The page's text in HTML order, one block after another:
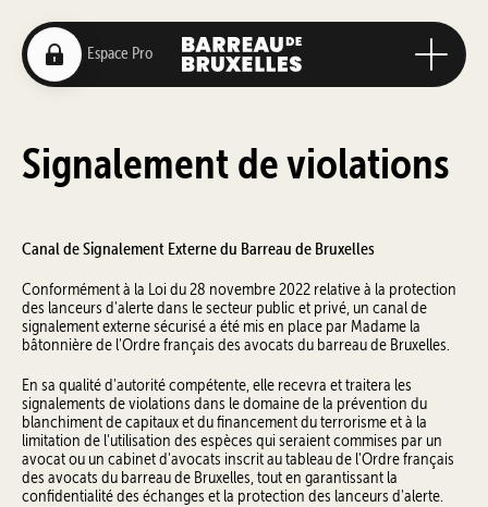
Signalement de violations
Canal de Signalement Externe du Barreau de Bruxelles
Conformément à la Loi du 28 novembre 2022 relative à la protection
des lanceurs d'alerte dans le secteur public et privé, un canal de
signalement externe sécurisé a été mis en place par Madame la
bâtonnière de l'Ordre français des avocats du barreau de Bruxelles.
En sa qualité d'autorité compétente, elle recevra et traitera les
signalements de violations dans le domaine de la prévention du
blanchiment de capitaux et du financement du terrorisme et à la
limitation de l'utilisation des espèces qui seraient commises par un
avocat ou un cabinet d'avocats inscrit au tableau de l'Ordre français
des avocats du barreau de Bruxelles, tout en garantissant la
confidentialité des échanges et la protection des lanceurs d'alerte.